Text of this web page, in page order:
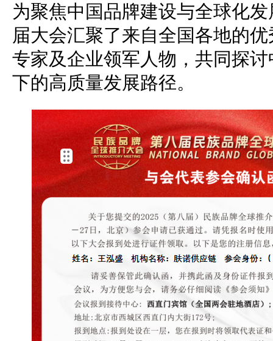
为聚焦中国品牌建设与全球化
届大会汇聚了来自全国各地的
专家及企业领军人物，共同探
下的高质量发展路径。